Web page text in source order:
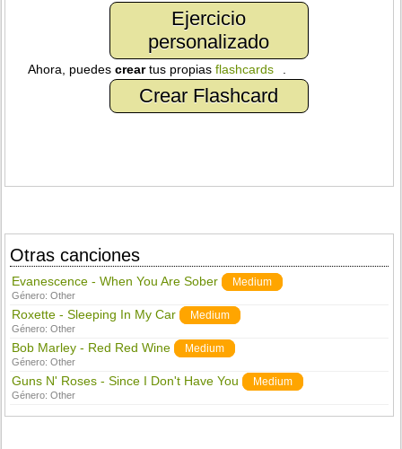
Ejercicio
personalizado
Ahora, puedescreartus propiasflashcards
Crear Flashcard
Otras canciones
Evanescence - When You Are Sober Medium
Género:Other
Roxette - Sleeping In My Car Medium
Género:Other
Bob Marley - Red Red Wine Medium
Género:Other
Guns N' Roses - Since I Don't Have You Medium
Género:Other